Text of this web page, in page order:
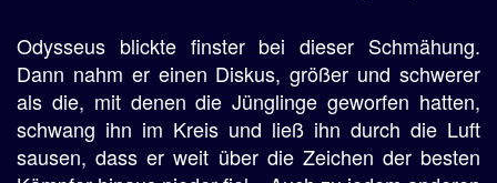
Odysseus blickte finster bei dieser Schmähung.
Dann nahm er einen Diskus, größer und schwerer
als die, mit denen die Jünglinge geworfen hatten,
schwang ihn im Kreis und ließ ihn durch die Luft
sausen, dass er weit über die Zeichen der besten